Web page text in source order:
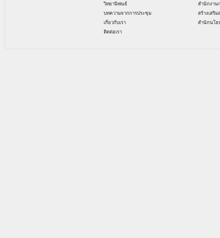
วิทยานิพนธ์
บทความจากการประชุม
เกี่ยวกับเรา
ติดต่อเรา
สำนักงาน
สร้างเสริ
สำนักนโย